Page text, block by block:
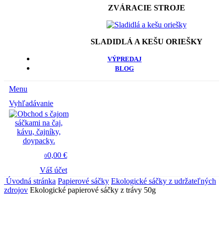
ZVÁRACIE STROJE
SLADIDLÁ A KEŠU ORIEŠKY
VÝPREDAJ
BLOG
Menu
Vyhľadávanie
00,00 €
Váš účet
Úvodná stránka Papierové sáčky Ekologické sáčky z udržateľných
zdrojov Ekologické papierové sáčky z trávy 50g